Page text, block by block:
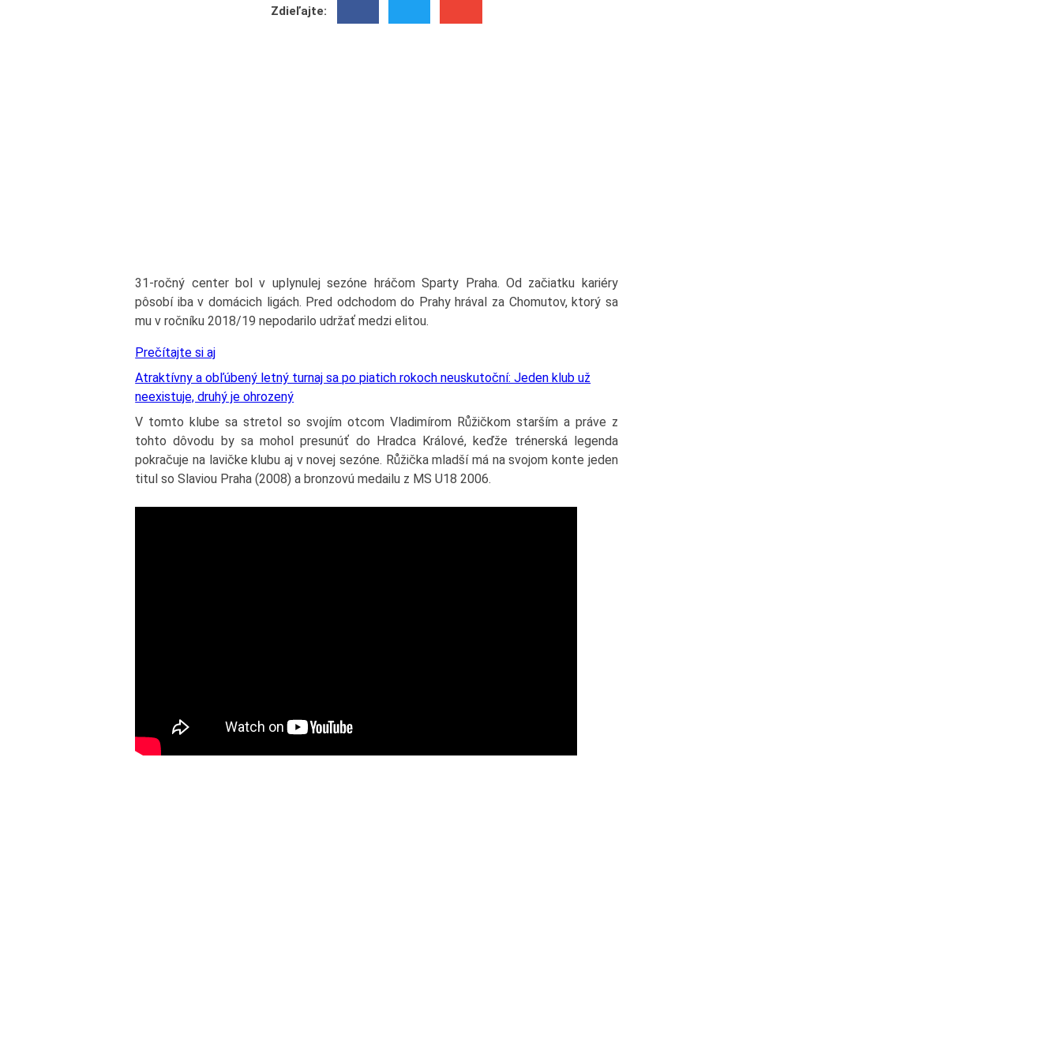
Zdieľajte:
31-ročný center bol v uplynulej sezóne hráčom Sparty Praha. Od začiatku kariéry
pôsobí iba v domácich ligách. Pred odchodom do Prahy hrával za Chomutov, ktorý sa
mu v ročníku 2018/19 nepodarilo udržať medzi elitou.
Prečítajte si aj
Atraktívny a obľúbený letný turnaj sa po piatich rokoch neuskutoční: Jeden klub už
neexistuje, druhý je ohrozený
V tomto klube sa stretol so svojím otcom Vladimírom Růžičkom starším a práve z
tohto dôvodu by sa mohol presunúť do Hradca Králové, keďže trénerská legenda
pokračuje na lavičke klubu aj v novej sezóne. Růžička mladší má na svojom konte jeden
titul so Slaviou Praha (2008) a bronzovú medailu z MS U18 2006.